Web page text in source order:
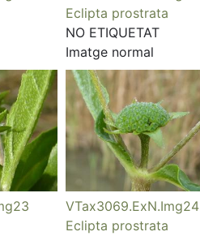
Eclipta prostrata
NO ETIQUETAT
Imatge normal
VTax3069.ExN.Img24
Eclipta prostrata